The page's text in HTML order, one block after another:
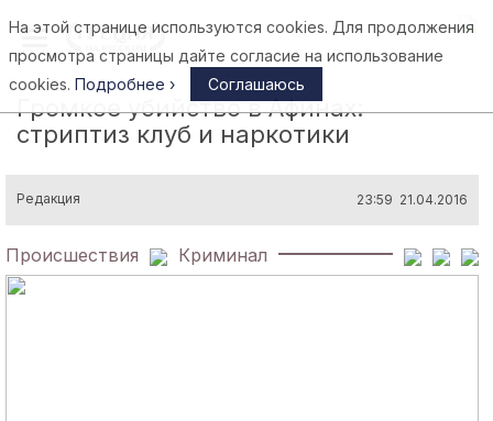
Афины
Громкое убийство в Афинах:
стриптиз клуб и наркотики
Редакция 23:59 21.04.2016
Происшествия Криминал
На этой странице используются cookies. Для продолжения
просмотра страницы дайте согласие на использование
cookies. Подробнее › Соглашаюсь